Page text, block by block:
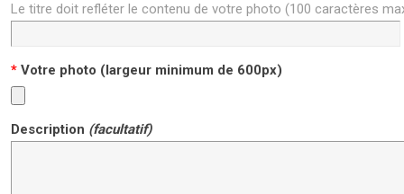
Le titre doit refléter le contenu de votre photo (100 caractères
* Votre photo (largeur minimum de 600px)
Description (facultatif)